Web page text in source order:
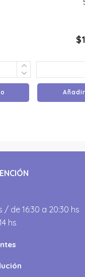
$
/ de 16:30 a 20:30 hs
hs